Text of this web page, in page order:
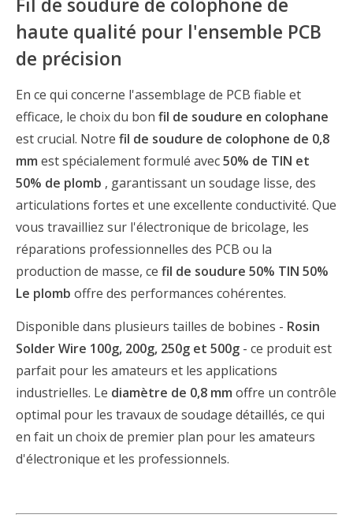
Fil de soudure de colophone de
haute qualité pour l'ensemble PCB
de précision
En ce qui concerne l'assemblage de PCB fiable et
efficace, le choix du bon fil de soudure en colophane
est crucial. Notre fil de soudure de colophone de 0,8
mm est spécialement formulé avec50% de TIN et
50% de plomb , garantissant un soudage lisse, des
articulations fortes et une excellente conductivité. Que
vous travailliez sur l'électronique de bricolage, les
réparations professionnelles des PCB ou la
production de masse, ce fil de soudure 50% TIN 50%
Le plomb offre des performances cohérentes.
Disponible dans plusieurs tailles de bobines - Rosin
Solder Wire 100g, 200g, 250g et 500g - ce produit est
parfait pour les amateurs et les applications
industrielles. Le diamètre de 0,8 mm offre un contrôle
optimal pour les travaux de soudage détaillés, ce qui
en fait un choix de premier plan pour les amateurs
d'électronique et les professionnels.